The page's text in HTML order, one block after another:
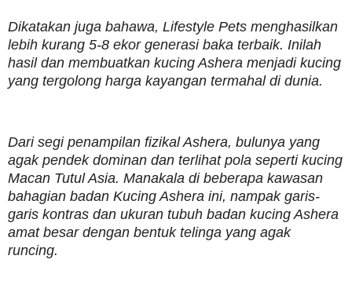
Dikatakan juga bahawa, Lifestyle Pets menghasilkan
lebih kurang 5-8 ekor generasi baka terbaik. Inilah
hasil dan membuatkan kucing Ashera menjadi kucing
yang tergolong harga kayangan termahal di dunia.
Dari segi penampilan fizikal Ashera, bulunya yang
agak pendek dominan dan terlihat pola seperti kucing
Macan Tutul Asia. Manakala di beberapa kawasan
bahagian badan Kucing Ashera ini, nampak garis-
garis kontras dan ukuran tubuh badan kucing Ashera
amat besar dengan bentuk telinga yang agak
runcing.